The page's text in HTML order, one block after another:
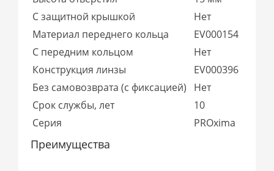
С защитной крышкой
Нет
Материал переднего кольца
EV000154
С передним кольцом
Нет
Конструкция линзы
EV000396
Без самовозврата (с фиксацией)
Нет
Срок службы, лет
10
Серия
PROxima
Преимущества